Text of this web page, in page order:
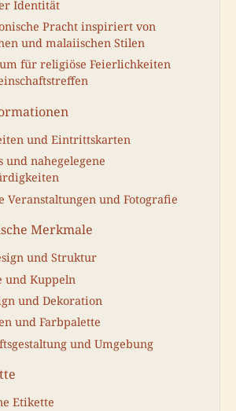
Identität
Pracht inspiriert von
und malaiischen Stilen
für religiöse Feierlichkeiten
und Eintrittskarten
und nahegelegene
Veranstaltungen und Fotografie
Merkmale
und Struktur
und Kuppeln
und Dekoration
und Farbpalette
und Umgebung
Etikette